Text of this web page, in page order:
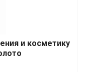
и косметику